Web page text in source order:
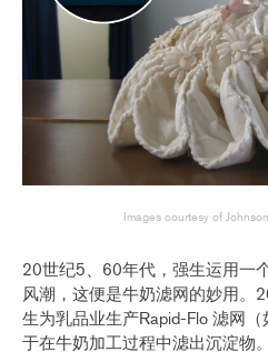
Images courtesy of
20世纪5、60年代，强生运用一
风潮，这便是牛奶滤网的妙用。
生为乳品业生产Rapid-Flo 滤网
于在牛奶加工过程中滤出沉淀物。